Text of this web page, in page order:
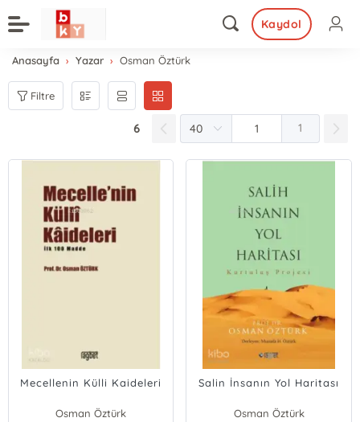
Kaydol
Anasayfa Yazar Osman Öztürk
Filtre
6 1
Mecellenin Külli Kaideleri
Osman Öztürk
Salin İnsanın Yol Haritası
Osman Öztürk